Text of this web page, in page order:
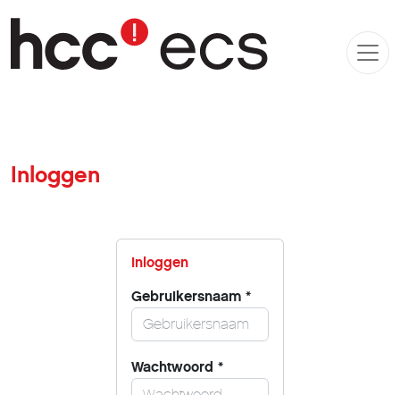
Inloggen
Inloggen
Gebruikersnaam *
Wachtwoord *